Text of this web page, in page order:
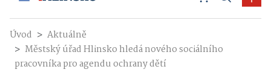
Úvod
Aktuálně
Městský úřad Hlinsko hledá nového sociálního
pracovníka pro agendu ochrany dětí